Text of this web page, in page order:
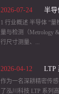
等。 3.1 产业发展现
AI、物联网等需求推
扩张，2019 年2022 年
2023 年由于芯片下游
设备，占全球约
量测 / 检测设备（即良
全球半导体量测和检
半导
（1）
2026-07-24
1 行业概述 半导体 “
量与检测（Metrology
行尺寸测量、...
缺陷检测、测试分析
件，在晶圆制造从光
进行检测，把控产品
LTP
之路
2026-04-12
作为一名深耕精密传
了泓川科技 LTP 系列